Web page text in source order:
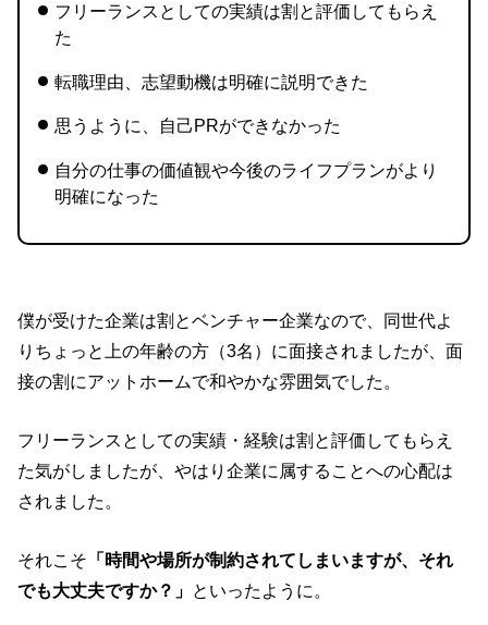
フリーランスとしての実績は割と評価してもらえ
た
転職理由、志望動機は明確に説明できた
思うように、自己PRができなかった
自分の仕事の価値観や今後のライフプランがより
明確になった
僕が受けた企業は割とベンチャー企業なので、同世代よ
りちょっと上の年齢の方（3名）に面接されましたが、面
接の割にアットホームで和やかな雰囲気でした。
フリーランスとしての実績・経験は割と評価してもらえ
た気がしましたが、やはり企業に属することへの心配は
されました。
それこそ 「時間や場所が制約されてしまいますが、それ
でも大丈夫ですか？」 といったように。